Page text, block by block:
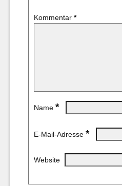
Kommentar *
Name *
E-Mail-Adresse *
Website